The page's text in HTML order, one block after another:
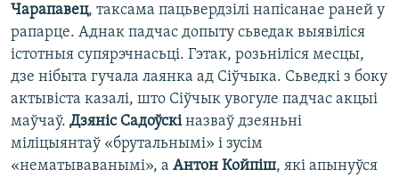
Чарапавец, таксама пацьвердзілі напісанае раней у
рапарце. Аднак падчас допыту сьведак выявіліся
істотныя супярэчнасьці. Гэтак, розьніліся месцы,
дзе нібыта гучала лаянка ад Сіўчыка. Сьведкі з боку
актывіста казалі, што Сіўчык увогуле падчас акцыі
маўчаў. Дзяніс Садоўскіназваў дзеяньні
міліцыянтаў «брутальнымі» і зусім
«нематываванымі», а Антон Койпіш, які апынуўся